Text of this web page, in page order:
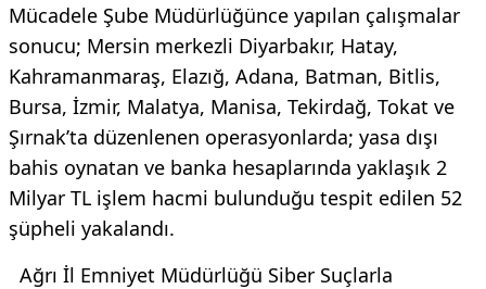
Mücadele Şube Müdürlüğünce yapılan çalışmalar
sonucu; Mersin merkezli Diyarbakır, Hatay,
Kahramanmaraş, Elazığ, Adana, Batman, Bitlis,
Bursa, İzmir, Malatya, Manisa, Tekirdağ, Tokat ve
Şırnak’ta düzenlenen operasyonlarda; yasa dışı
bahis oynatan ve banka hesaplarında yaklaşık 2
Milyar TL işlem hacmi bulunduğu tespit edilen 52
şüpheli yakalandı.
Ağrı İl Emniyet Müdürlüğü Siber Suçlarla